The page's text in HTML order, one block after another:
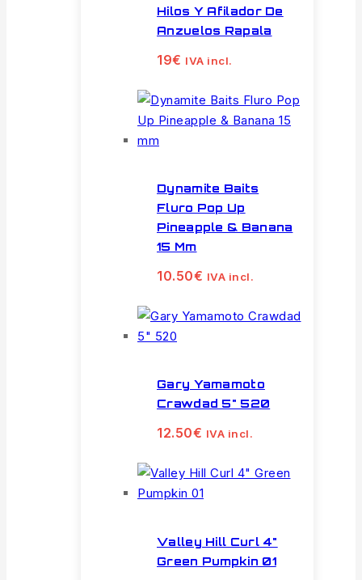
Hilos Y Afilador De
Anzuelos Rapala
19€ IVA incl.
Dynamite Baits
Fluro Pop Up
Pineapple & Banana
15 Mm
10.50€ IVA incl.
Gary Yamamoto
Crawdad 5" 520
12.50€ IVA incl.
Valley Hill Curl 4"
Green Pumpkin 01